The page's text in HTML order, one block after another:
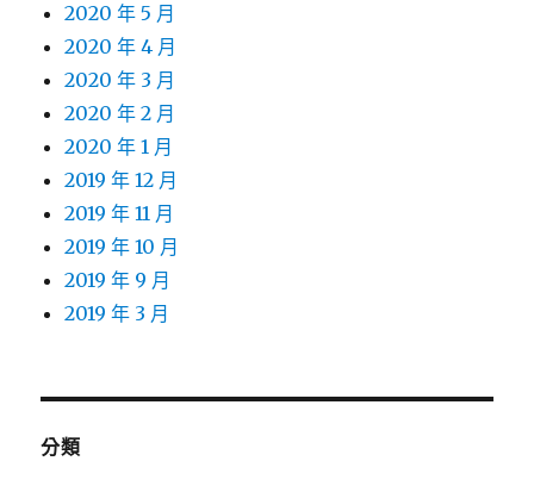
2020 年 5 月
2020 年 4 月
2020 年 3 月
2020 年 2 月
2020 年 1 月
2019 年 12 月
2019 年 11 月
2019 年 10 月
2019 年 9 月
2019 年 3 月
分類